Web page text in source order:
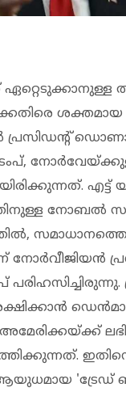
ഏറ്റെടുക്കാനുള്ള
ശക്തമായ
പ്രസിഡന്റ്
നോബല്‍
നോര്‍വീജിയന്‍